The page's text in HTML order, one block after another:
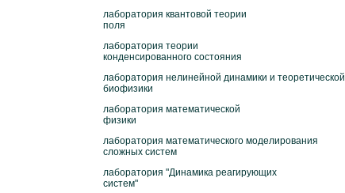
лаборатория квантовой теории
поля
лаборатория теории
конденсированного состояния
лаборатория нелинейной динамики и теоретической
биофизики
лаборатория математической
физики
лаборатория математического моделирования
сложных систем
лаборатория "Динамика реагирующих
систем"